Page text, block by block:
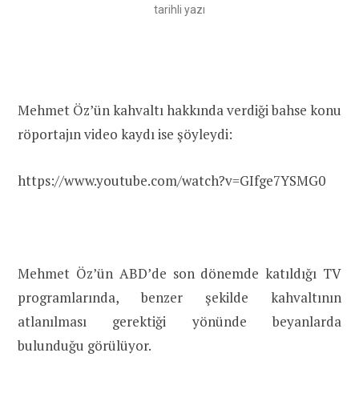
tarihli yazı
Mehmet Öz’ün kahvaltı hakkında verdiği bahse konu
röportajın video kaydı ise şöyleydi:
https://www.youtube.com/watch?v=GIfge7YSMG0
Mehmet Öz’ün ABD’de son dönemde katıldığı TV
programlarında, benzer şekilde kahvaltının
atlanılması gerektiği yönünde beyanlarda
bulunduğu görülüyor.